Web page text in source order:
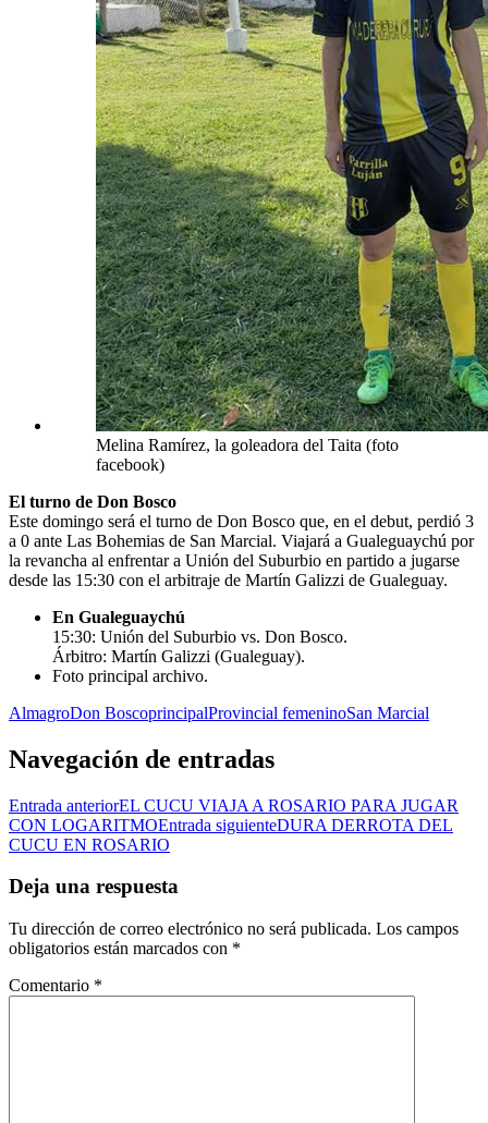
Melina Ramírez, la goleadora del Taita (foto
facebook)
El turno de Don Bosco
Este domingo será el turno de Don Bosco que, en el debut, perdió 3
a 0 ante Las Bohemias de San Marcial. Viajará a Gualeguaychú por
la revancha al enfrentar a Unión del Suburbio en partido a jugarse
desde las 15:30 con el arbitraje de Martín Galizzi de Gualeguay.
En Gualeguaychú
15:30: Unión del Suburbio vs. Don Bosco.
Árbitro: Martín Galizzi (Gualeguay).
Foto principal archivo.
AlmagroDon BoscoprincipalProvincial femeninoSan Marcial
Navegación de entradas
Entrada anteriorEL CUCU VIAJA A ROSARIO PARA JUGAR
CON LOGARITMOEntrada siguienteDURA DERROTA DEL
CUCU EN ROSARIO
Deja una respuesta
Tu dirección de correo electrónico no será publicada. Los campos
obligatorios están marcados con *
Comentario *